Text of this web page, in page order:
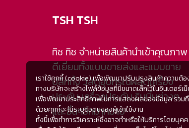
TSH TSH
ทิช ทิช จำหน่ายสินค้านำเข้าคุณภาพ
ดีเยี่ยมทั้งแบบขายส่งและแบบขาย
ปลีกทั้ง วัสดุอุปกรณ์ผลิตเครื่อง
ประดับ เครื่องประดับ ริบบิ้นต่างๆ
และอื่นๆอีกมากมาย
เราใช้คุกกี้ (cookie) เพื่อพัฒนาปรับปรุงสินค้าความต้อง
ทางบริษัทจะสร้างไฟล์ข้อมูลที่มีขนาดเล็กไว้ในอินเตอร์
เพื่อพัฒนาประสิทธิภาพในการแสดงผลของข้อมูล รวมถึง
ด้วยคุกกี้จะไม่ระบุตัวตนของผู้เข้าใช้งาน
ทั้งนี้เพื่อทำการวิเคราะห์ซึ่งอาจทำหรือให้บริการโดย